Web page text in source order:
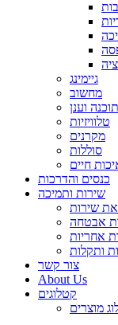
גיימינג
מחשוב
טלוויזיות
מקרנים
סוללות
חיים
כנסים והדרכות
שירות ותמיכה
שירות
אחריות
ותקלות
צור קשר
About Us
קטלוגים